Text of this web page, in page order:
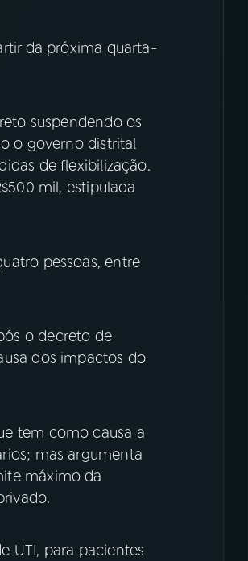
da próxima quarta-
suspendendo os
o governo distrital
de flexibilização.
mil, estipulada
pessoas, entre
o decreto de
dos impactos do
tem como causa a
mas argumenta
máximo da
UTI, para pacientes